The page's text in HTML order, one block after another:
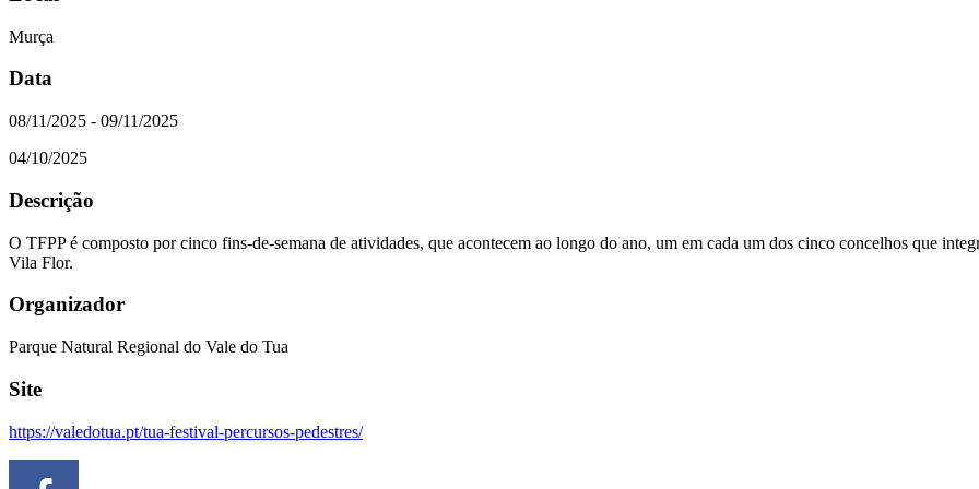
Murça
Data
08/11/2025 - 09/11/2025
04/10/2025
Descrição
O TFPP é composto por cinco fins-de-semana de atividades, que acontecem ao longo do ano, um em cada um dos cinco concelhos que
Vila Flor.
Organizador
Parque Natural Regional do Vale do Tua
Site
https://valedotua.pt/tua-festival-percursos-pedestres/